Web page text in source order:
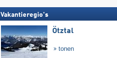
Vakantieregio's
Ötztal
tonen